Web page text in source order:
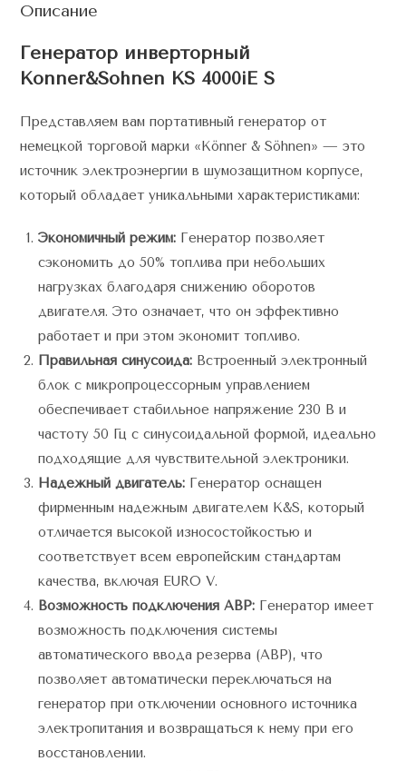
Описание
Генератор инверторный
Konner&Sohnen KS 4000iE S
Представляем вам портативный генератор от
немецкой торговой марки «Könner & Söhnen» — это
источник электроэнергии в шумозащитном корпусе,
который обладает уникальными характеристиками:
Экономичный режим: Генератор позволяет
сэкономить до 50% топлива при небольших
нагрузках благодаря снижению оборотов
двигателя. Это означает, что он эффективно
работает и при этом экономит топливо.
Правильная синусоида: Встроенный электронный
блок с микропроцессорным управлением
обеспечивает стабильное напряжение 230 В и
частоту 50 Гц с синусоидальной формой, идеально
подходящие для чувствительной электроники.
Надежный двигатель: Генератор оснащен
фирменным надежным двигателем K&S, который
отличается высокой износостойкостью и
соответствует всем европейским стандартам
качества, включая EURO V.
Возможность подключения АВР: Генератор имеет
возможность подключения системы
автоматического ввода резерва (АВР), что
позволяет автоматически переключаться на
генератор при отключении основного источника
электропитания и возвращаться к нему при его
восстановлении.